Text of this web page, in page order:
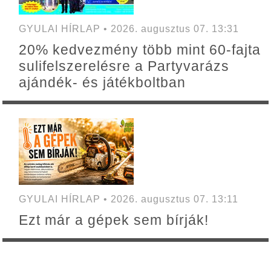
GYULAI HÍRLAP • 2026. augusztus 07. 13:31
20% kedvezmény több mint 60-fajta
sulifelszerelésre a Partyvarázs
ajándék- és játékboltban
GYULAI HÍRLAP • 2026. augusztus 07. 13:11
Ezt már a gépek sem bírják!